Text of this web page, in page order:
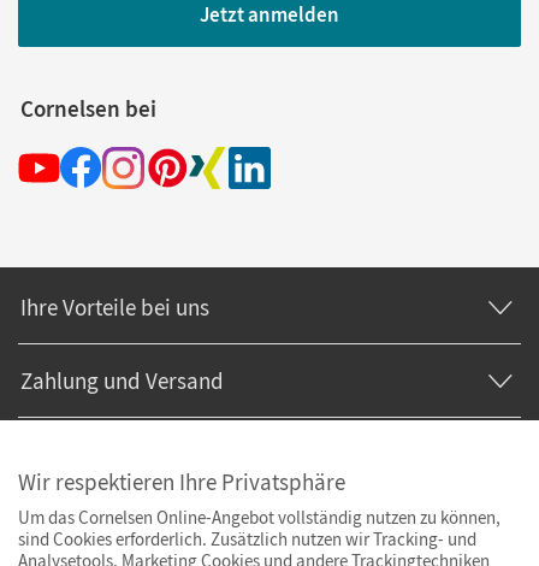
Jetzt anmelden
Cornelsen bei
Ihre Vorteile bei uns
Zahlung und Versand
Wir respektieren Ihre Privatsphäre
Um das Cornelsen Online-Angebot vollständig nutzen zu können,
sind Cookies erforderlich. Zusätzlich nutzen wir Tracking- und
Analysetools. Marketing Cookies und andere Trackingtechniken